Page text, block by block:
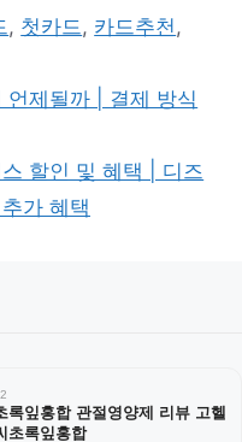
, 첫카드 , 카드추천 ,
언제될까 | 결제 방식
할인 및 혜택 | 디즈
가 혜택
록잎홍합 관절영양제 리뷰 고헬
초록잎홍합